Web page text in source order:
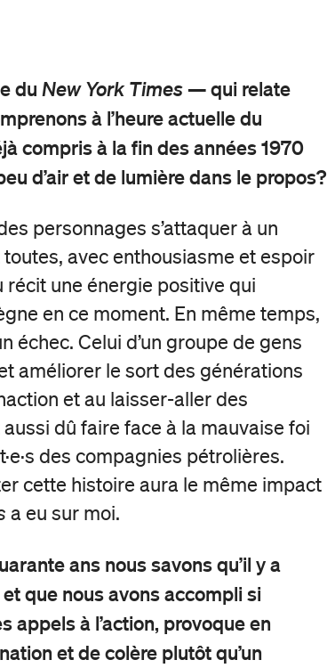
du New York Times— qui relate
à l’heure actuelle du
compris à la fin des années 1970
d’air et de lumière dans le propos?
personnages s’attaquer à un
avec enthousiasme et espoir
une énergie positive qui
en ce moment. En même temps,
échec. Celui d’un groupe de gens
améliorer le sort des générations
et au laisser-aller des
dû faire face à la mauvaise foi
des compagnies pétrolières.
cette histoire aura le même impact
a eu sur moi.
ans nous savons qu’il y a
que nous avons accompli si
appels à l’action, provoque en
et de colère plutôt qu’un